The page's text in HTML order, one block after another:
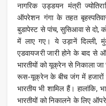
नागरिक उड्डयन मंत्री
ऑपरेशन गंगा के तहत
बुडापेस्ट से पांच, सुसिआवा से
में लाए गए। ये उड़ानें दिल्ली,
एडवायजरी जारी होने के बाद
भारतीयों को यूक्रेन से निकाला
रूस-यूक्रेन के बीच जंग में हजारों
भारतीय भी शामिल हैं।
भारतीयों को निकालने के लिए